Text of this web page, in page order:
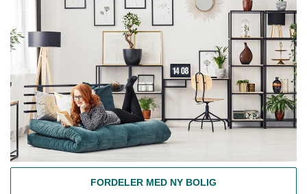
FORDELER MED NY BOLIG